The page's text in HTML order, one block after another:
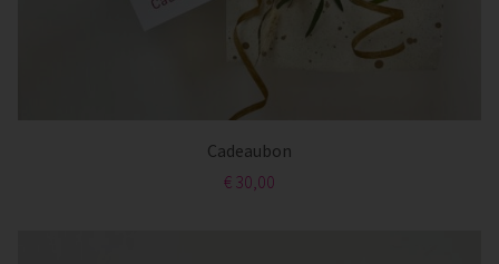
Cadeaubon
€ 30,00